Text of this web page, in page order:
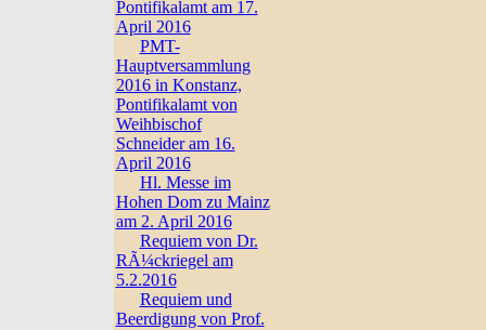
Pontifikalamt am 17.
April 2016
PMT-
Hauptversammlung
2016 in Konstanz,
Pontifikalamt von
Weihbischof
Schneider am 16.
April 2016
Hl. Messe im
Hohen Dom zu Mainz
am 2. April 2016
Requiem von Dr.
RÃ¼ckriegel am
5.2.2016
Requiem und
Beerdigung von Prof.